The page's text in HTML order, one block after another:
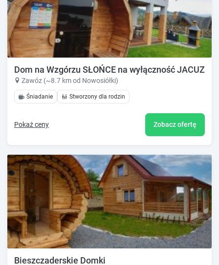
Dom na Wzgórzu SŁOŃCE na wyłączność JACUZZI
Zawóz (~8.7 km od Nowosiółki)
Śniadanie Stworzony dla rodzin
Pokaż ceny Zobacz ofertę
Bieszczaderskie Domki